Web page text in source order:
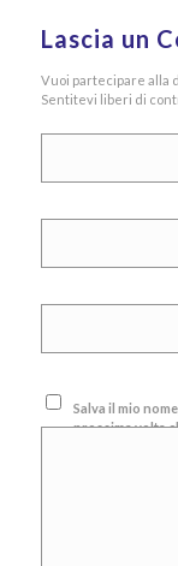
Lascia un
Vuoi partecipare alla
Sentitevi liberi di
Salva il mio
prossima volta